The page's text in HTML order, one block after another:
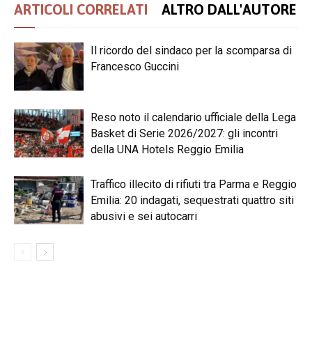
ARTICOLI CORRELATI ALTRO DALL'AUTORE
Il ricordo del sindaco per la scomparsa di
Francesco Guccini
Reso noto il calendario ufficiale della Lega
Basket di Serie 2026/2027: gli incontri
della UNA Hotels Reggio Emilia
Traffico illecito di rifiuti tra Parma e Reggio
Emilia: 20 indagati, sequestrati quattro siti
abusivi e sei autocarri